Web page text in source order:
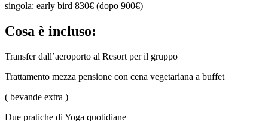
singola: early bird 830€ (dopo 900€)
Cosa è incluso:
Transfer dall’aeroporto al Resort per il gruppo
Trattamento mezza pensione con cena vegetariana a buffet
( bevande extra )
Due pratiche di Yoga quotidiane